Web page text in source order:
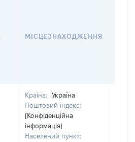
МІСЦЕЗНАХОДЖЕННЯ
Країна:
Україна
Поштовий індекс:
[Конфіденційна
інформація]
Населений пункт: